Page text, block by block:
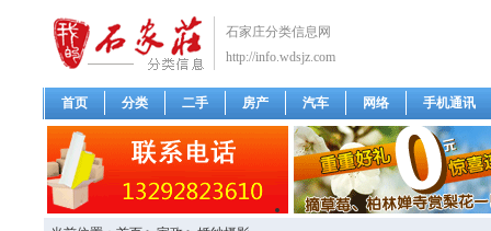
石家庄分类信息网
http://info.wdsjz.com
首页 分类 二手 房产 汽车 网络 手机通讯